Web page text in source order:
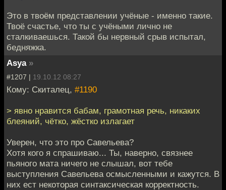
Это в твоём представлении учёные - именно такие.
Твоё счастье, что ты с учёными лично не
сталкиваешься. Такой бы нервный срыв испытал,
бедняжка.
Asya »
#1207 | 19.10.12 08:27
Кому: Скиталец, #1190
> явно нравится бабам, грамотная речь, никаких
блеяний, чётко, жёстко излагает
Уверен, что это про Савельева?
Хотя кого я спрашиваю... Ты, наверно, связнее
пьяного мата ничего не слышал, вот тебе
выступления Савельева осмысленными и кажутся. В
них ест некоторая синтаксическая корректность.